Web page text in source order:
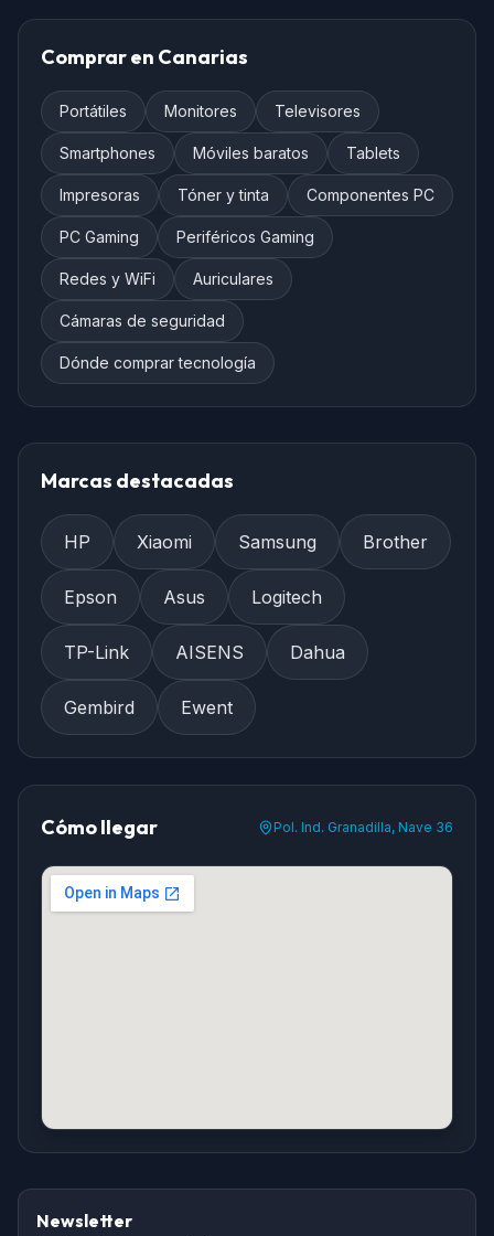
Comprar en Canarias
Portátiles Monitores Televisores
Smartphones Móviles baratos Tablets
Impresoras Tóner y tinta Componentes PC
PC Gaming Periféricos Gaming
Redes y WiFi Auriculares
Cámaras de seguridad
Dónde comprar tecnología
Marcas destacadas
HP Xiaomi Samsung Brother
Epson Asus Logitech
TP-Link AISENS Dahua
Gembird Ewent
Cómo llegar Pol. Ind. Granadilla, Nave 36
Newsletter